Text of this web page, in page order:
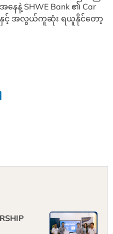
နဲ့ SHWE Bank ၏ Car
းနှင့် အလွယ်ကူဆုံး ရယူနိုင်တော့